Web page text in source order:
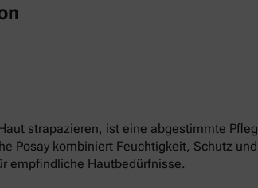
strapazieren, ist eine abgestimmte
Posay kombiniert Feuchtigkeit, Schutz und
empfindliche Hautbedürfnisse.